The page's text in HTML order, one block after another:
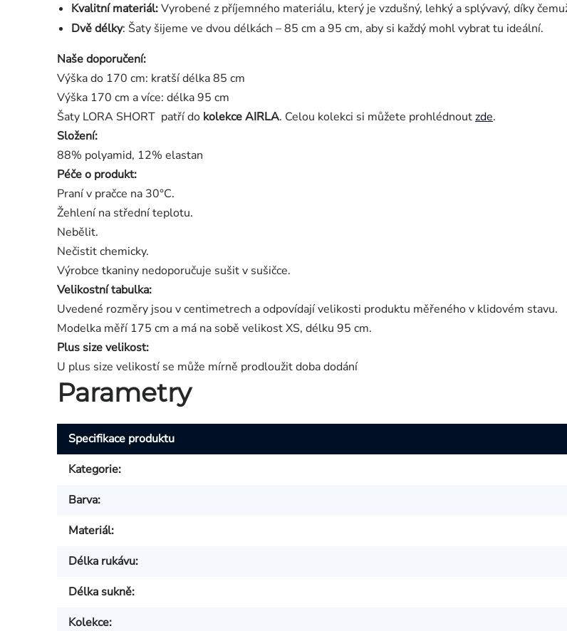
Kvalitní materiál:Vyrobené z příjemného materiálu, který je vzdušný, lehký a splývavý, díky
Dvě délky: Šaty šijeme ve dvou délkách – 85 cm a 95 cm, aby si každý mohl vybrat tu ideální.
Naše doporučení:
Výška do 170 cm: kratší délka 85 cm
Výška 170 cm a více: délka 95 cm
Šaty LORA SHORT patří do kolekce AIRLA. Celou kolekci si můžete prohlédnoutzde.
Složení:
88% polyamid, 12% elastan
Péče o produkt:
Praní v pračce na 30°C.
Žehlení na střední teplotu.
Nebělit.
Nečistit chemicky.
Výrobce tkaniny nedoporučuje sušit v sušičce.
Velikostní tabulka:
Uvedené rozměry jsou v centimetrech a odpovídají velikosti produktu měřeného v klidovém stavu.
Modelka měří 175 cm a má na sobě velikost XS, délku 95 cm.
Plus size velikost:
U plus size velikostí se může mírně prodloužit doba dodání
Parametry
Specifikace produktu
Kategorie:
Barva:
Materiál:
Délka rukávu:
Délka sukně:
Kolekce: